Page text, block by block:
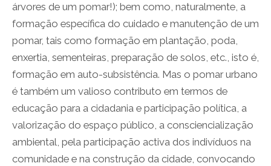
árvores de um pomar!); bem como, naturalmente, a
formação específica do cuidado e manutenção de um
pomar, tais como formação em plantação, poda,
enxertia, sementeiras, preparação de solos, etc., isto é,
formação em auto-subsistência. Mas o pomar urbano
é também um valioso contributo em termos de
educação para a cidadania e participação política, a
valorização do espaço público, a consciencialização
ambiental, pela participação activa dos indivíduos na
comunidade e na construção da cidade, convocando